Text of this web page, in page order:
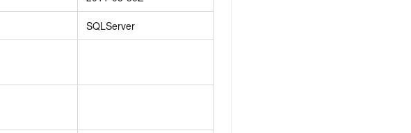
SQLServer